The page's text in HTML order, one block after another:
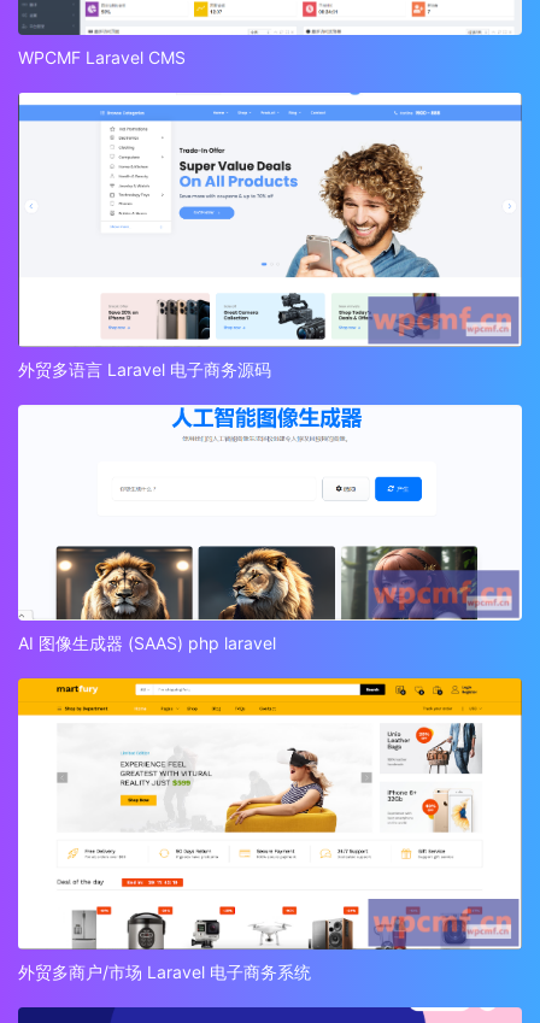
WPCMF Laravel CMS
外贸多语言 Laravel 电子商务源码
AI 图像生成器 (SAAS) php laravel
外贸多商户/市场 Laravel 电子商务系统